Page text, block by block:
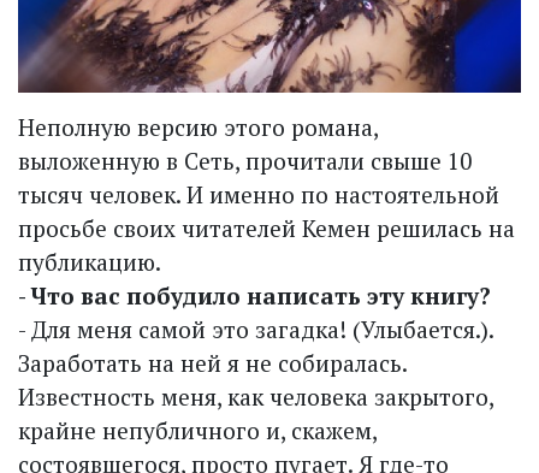
Неполную версию этого романа,
выложенную в Сеть, прочитали свыше 10
тысяч человек. И именно по настоятельной
просьбе своих читателей Кемен решилась на
публикацию.
- Что вас побудило написать эту книгу?
- Для меня самой это загадка! (Улыбается.).
Заработать на ней я не собиралась.
Известность меня, как человека закрытого,
крайне непубличного и, скажем,
состоявшегося, просто пугает. Я где-то